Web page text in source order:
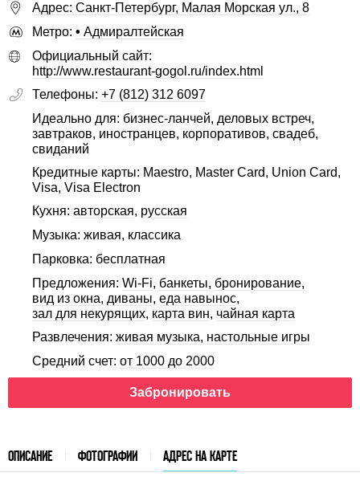
Адрес: Санкт-Петербург, Малая Морская ул., 8
Метро: • Адмиралтейская
Официальный сайт:
http://www.restaurant-gogol.ru/index.html
Телефоны: +7 (812) 312 6097
Идеально для: бизнес-ланчей, деловых встреч,
завтраков, иностранцев, корпоративов, свадеб,
свиданий
Кредитные карты: Maestro, Master Card, Union Card,
Visa, Visa Electron
Кухня: авторская, русская
Музыка: живая, классика
Парковка: бесплатная
Предложения: Wi-Fi, банкеты, бронирование,
вид из окна, диваны, еда навынос,
зал для некурящих, карта вин, чайная карта
Развлечения: живая музыка, настольные игры
Средний счет: от 1000 до 2000
Забронировать
ОПИСАНИЕ ФОТОГРАФИИ АДРЕС НА КАРТЕ